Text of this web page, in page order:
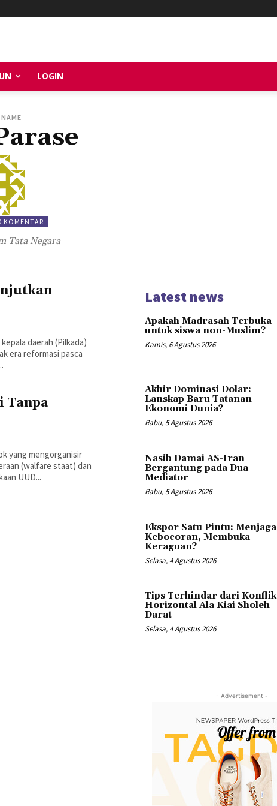
LOGIN
KOMENTAR
Tata Negara
daerah (Pilkada)
era reformasi pasca
Tanpa
yang mengorganisir
(walfare staat) dan
UUD...
Latest news
Apakah Madrasah Terbuka
untuk siswa non-Muslim?
Kamis, 6 Agustus 2026
Akhir Dominasi Dolar:
Lanskap Baru Tatanan
Ekonomi Dunia?
Rabu, 5 Agustus 2026
Nasib Damai AS-Iran
Bergantung pada Dua
Mediator
Rabu, 5 Agustus 2026
Ekspor Satu Pintu: Menjaga
Kebocoran, Membuka
Keraguan?
Selasa, 4 Agustus 2026
Tips Terhindar dari Konflik
Horizontal Ala Kiai Sholeh
Darat
Selasa, 4 Agustus 2026
- Advertisement -